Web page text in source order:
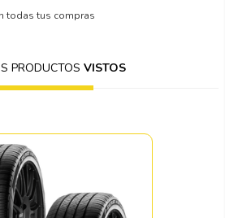
todas tus compras
PRODUCTOS VISTOS